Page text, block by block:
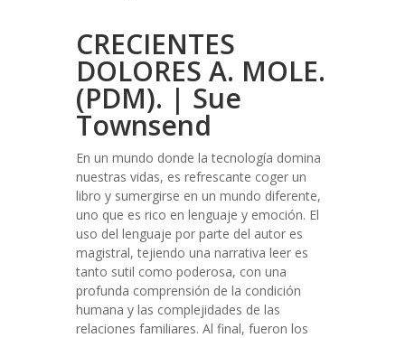
CRECIENTES
DOLORES A. MOLE.
(PDM). | Sue
Townsend
En un mundo donde la tecnología domina
nuestras vidas, es refrescante coger un
libro y sumergirse en un mundo diferente,
uno que es rico en lenguaje y emoción. El
uso del lenguaje por parte del autor es
magistral, tejiendo una narrativa leer es
tanto sutil como poderosa, con una
profunda comprensión de la condición
humana y las complejidades de las
relaciones familiares. Al final, fueron los